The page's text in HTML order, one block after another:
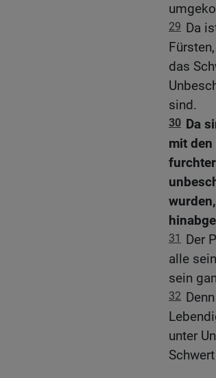
29 Da
das
sind.
30 Da
mit
31
Der
alle
sein
32
unter